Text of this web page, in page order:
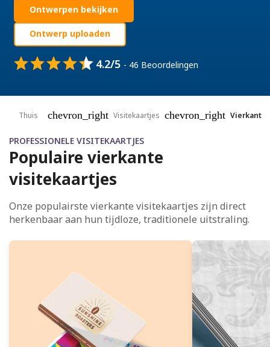
Ontwerpen bekijken
Ontwerp uploaden
4.2/5 - 46 Beoordelingen
Thuis chevron_right Visitekaartjes chevron_right Vierkant
PROFESSIONELE VISITEKAARTJES
Populaire vierkante
visitekaartjes
Onze populairste vierkante visitekaartjes zijn direct
herkenbaar aan hun tijdloze, traditionele uitstraling.